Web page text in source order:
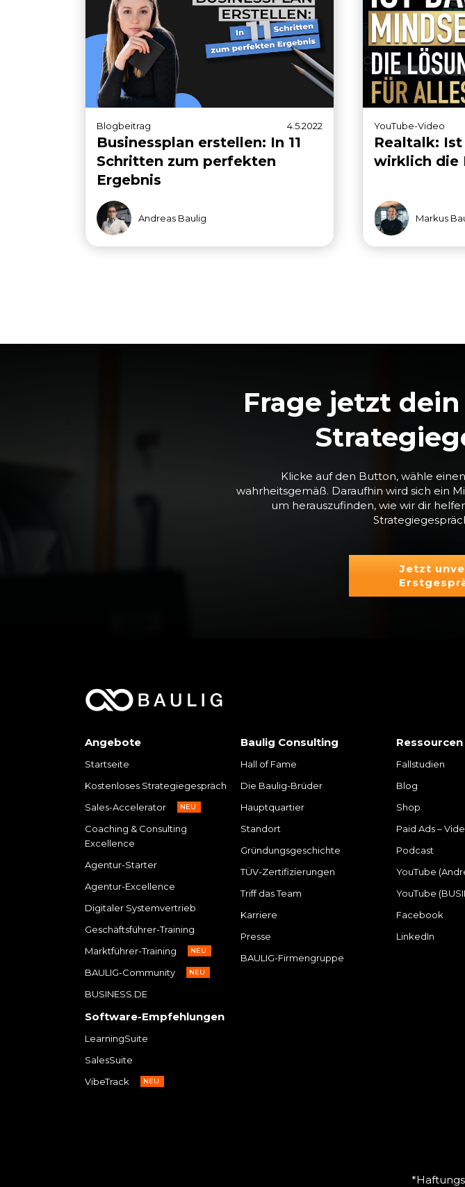
Blogbeitrag 4.5.2022
Businessplan erstellen: In 11
Schritten zum perfekten
Ergebnis
Andreas Baulig
YouTube-Video
Realtalk: Ist
wirklich die
Markus
Frage jetzt
Klicke auf den Button, wähle
wahrheitsgemäß. Daraufhin wird sich ein
um herauszufinden, wie wir dir
Jetzt
Angebote
Startseite
Kostenloses Strategiegespräch
Sales-Accelerator
NEU
Coaching & Consulting
Excellence
Agentur-Starter
Agentur-Excellence
Digitaler Systemvertrieb
Geschäftsführer-Training
Marktführer-Training
NEU
BAULIG-Community NEU
BUSINESS.DE
Software-Empfehlungen
LearningSuite
SalesSuite
VibeTrack
NEU
Baulig Consulting
Hall of Fame
Die Baulig-Brüder
Hauptquartier
Standort
Gründungsgeschichte
TÜV-Zertifizierungen
Triff das Team
Karriere
Presse
BAULIG-Firmengruppe
Ressourcen
Fallstudien
Blog
Shop
Paid Ads –
Podcast
YouTube
YouTube
Facebook
LinkedIn